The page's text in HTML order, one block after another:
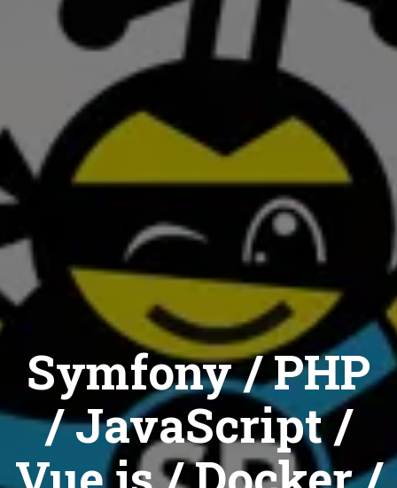
Symfony / PHP
/ JavaScript /